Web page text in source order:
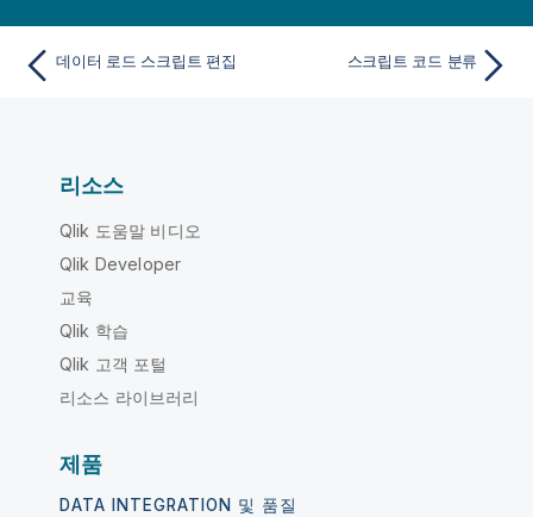
데이터 로드 스크립트 편집 스크립트 코드 분류
리소스
Qlik 도움말 비디오
Qlik Developer
교육
Qlik 학습
Qlik 고객 포털
리소스 라이브러리
제품
DATA INTEGRATION 및 품질